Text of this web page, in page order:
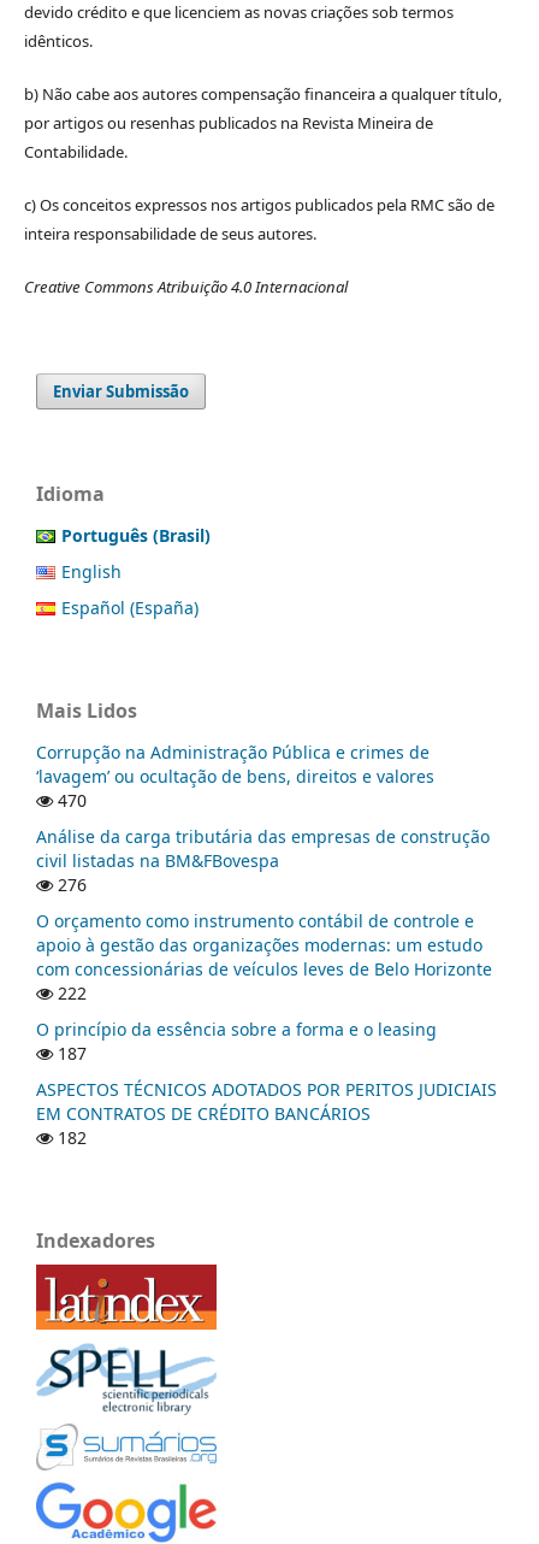
devido crédito e que licenciem as novas criações sob termos
idênticos.
b) Não cabe aos autores compensação financeira a qualquer título,
por artigos ou resenhas publicados na Revista Mineira de
Contabilidade.
c) Os conceitos expressos nos artigos publicados pela RMC são de
inteira responsabilidade de seus autores.
Creative Commons Atribuição 4.0 Internacional
Enviar Submissão
Idioma
Português (Brasil)
English
Español (España)
Mais Lidos
Corrupção na Administração Pública e crimes de
‘lavagem’ ou ocultação de bens, direitos e valores
470
Análise da carga tributária das empresas de construção
civil listadas na BM&FBovespa
276
O orçamento como instrumento contábil de controle e
apoio à gestão das organizações modernas: um estudo
com concessionárias de veículos leves de Belo Horizonte
222
O princípio da essência sobre a forma e o leasing
187
ASPECTOS TÉCNICOS ADOTADOS POR PERITOS JUDICIAIS
EM CONTRATOS DE CRÉDITO BANCÁRIOS
182
Indexadores